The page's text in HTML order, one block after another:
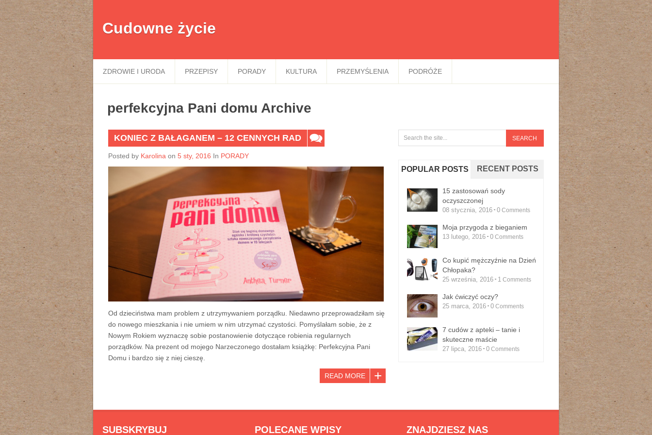
Cudowne życie
ZDROWIE I URODA PRZEPISY PORADY KULTURA PRZEMYŚLENIA PODRÓŻE
perfekcyjna Pani domu Archive
KONIEC Z BAŁAGANEM – 12 CENNYCH RAD
Posted by Karolina on 5 sty, 2016 In PORADY
Od dzieciństwa mam problem z utrzymywaniem porządku. Niedawno przeprowadziłam się
do nowego mieszkania i nie umiem w nim utrzymać czystości. Pomyślałam sobie, że z
Nowym Rokiem wyznaczę sobie postanowienie dotyczące robienia regularnych
porządków. Na prezent od mojego Narzeczonego dostałam książkę: Perfekcyjna Pani
Domu i bardzo się z niej cieszę.
READ MORE
POPULAR POSTS RECENT POSTS
15 zastosowań sody
oczyszczonej
08 stycznia, 2016 0Comments
Moja przygoda z bieganiem
13 lutego, 2016 0Comments
Co kupić mężczyźnie na Dzień
Chłopaka?
25 września, 2016 1Comments
Jak ćwiczyć oczy?
25 marca, 2016 0Comments
7 cudów z apteki – tanie i
skuteczne maście
27 lipca, 2016 0Comments
SUBSKRYBUJ POLECANE WPISY ZNAJDZIESZ NAS